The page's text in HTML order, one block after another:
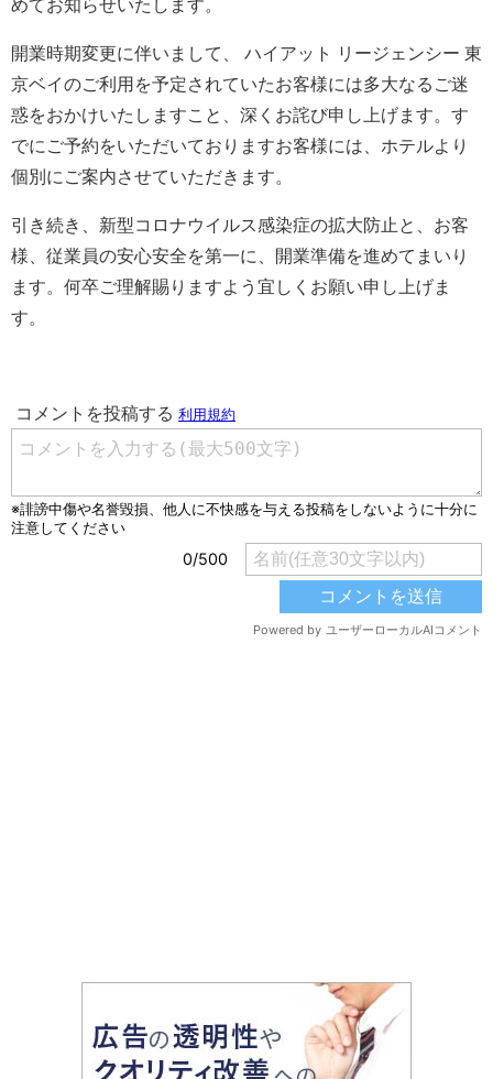
めてお知らせいたします。
開業時期変更に伴いまして、 ハイアット リージェンシー 東
京ベイのご利用を予定されていたお客様には多大なるご迷
惑をおかけいたしますこと、深くお詫び申し上げます。す
でにご予約をいただいておりますお客様には、ホテルより
個別にご案内させていただきます。
引き続き、新型コロナウイルス感染症の拡大防止と、お客
様、従業員の安心安全を第一に、開業準備を進めてまいり
ます。何卒ご理解賜りますよう宜しくお願い申し上げま
す。